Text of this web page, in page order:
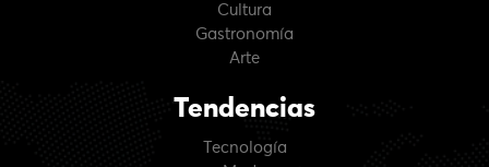
Cultura
Gastronomía
Arte
Tendencias
Tecnología